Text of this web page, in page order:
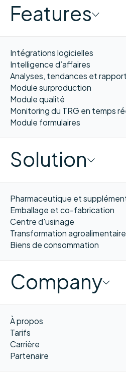
Features
Intégrations logicielles
Intelligence d’affaires
Analyses, tendances et
Module surproduction
Module qualité
Monitoring du TRG en temps
Module formulaires
Solution
Pharmaceutique et
Emballage et co-fabrication
Centre d'usinage
Transformation
Biens de consommation
Company
À propos
Tarifs
Carrière
Partenaire